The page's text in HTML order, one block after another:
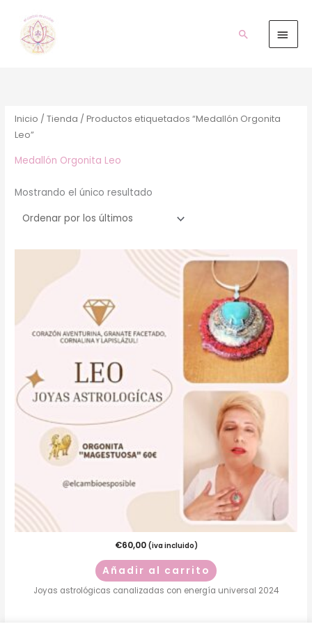
contenido
Buscar
Inicio /Tienda / Productos etiquetados “Medallón Orgonita
Leo”
Medallón Orgonita Leo
Mostrando el único resultado
€60,00 (iva incluido)
Añadir al carrito
Joyas astrológicas canalizadas con energía universal 2024